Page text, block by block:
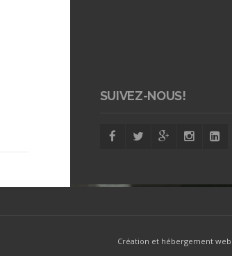
SUIVEZ-NOUS!
Création et hébergement web